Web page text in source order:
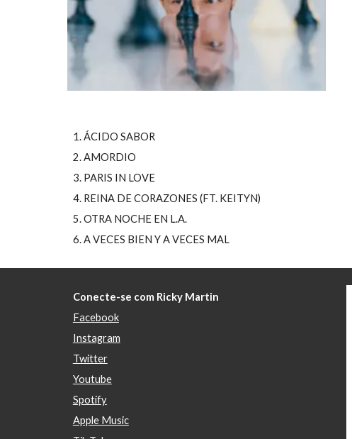
1. ÁCIDO SABOR
2. AMORDIO
3. PARIS IN LOVE
4. REINA DE CORAZONES (FT. KEITYN)
5. OTRA NOCHE EN L.A.
6. A VECES BIEN Y A VECES MAL
Conecte-se com Ricky Martin
Facebook
Instagram
Twitter
Youtube
Spotify
Apple Music